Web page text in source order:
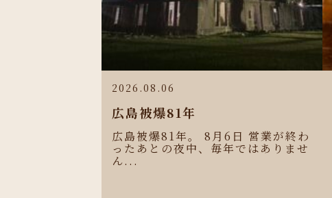
2026.08.06
広島被爆81年
広島被爆81年。 8月6日 営業が終わ
ったあとの夜中、毎年ではありませ
ん...